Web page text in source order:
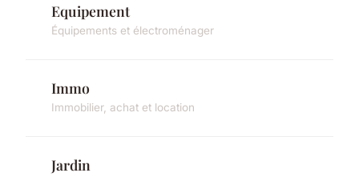
Equipement
Équipements et électroménager
Immo
Immobilier, achat et location
Jardin